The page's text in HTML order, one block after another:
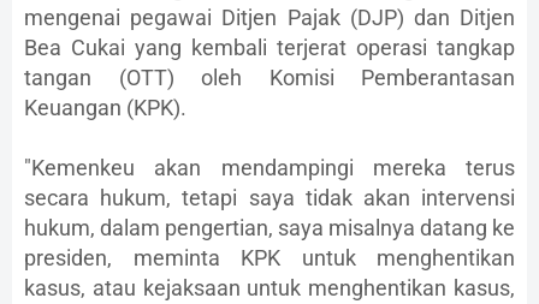
mengenai pegawai Ditjen Pajak (DJP) dan Ditjen
Bea Cukai yang kembali terjerat operasi tangkap
tangan (OTT) oleh Komisi Pemberantasan
Keuangan (KPK).
"Kemenkeu akan mendampingi mereka terus
secara hukum, tetapi saya tidak akan intervensi
hukum, dalam pengertian, saya misalnya datang ke
presiden, meminta KPK untuk menghentikan
kasus, atau kejaksaan untuk menghentikan kasus,